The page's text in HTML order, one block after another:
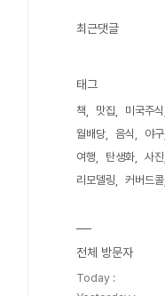
최근댓글
태그
책 맛집 미국주식
월배당
음식 야구
여행
탄생화 사진
리모델링
커버드콜
전체 방문자
Today :